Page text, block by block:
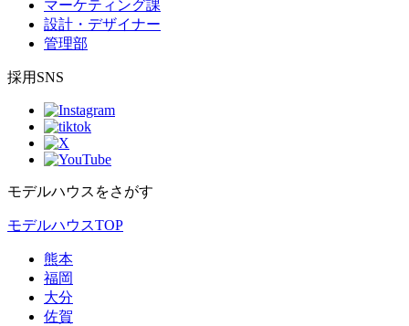
マーケティング課
設計・デザイナー
管理部
採用SNS
モデルハウスをさがす
モデルハウスTOP
熊本
福岡
大分
佐賀